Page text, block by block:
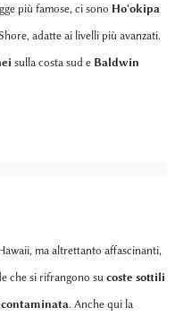
più famose, ci sono Ho'okipa
adatte ai livelli più avanzati.
sulla costa sud eBaldwin
ma altrettanto affascinanti,
che si rifrangono su coste sottili
. Anche qui la